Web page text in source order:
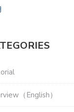
（English）